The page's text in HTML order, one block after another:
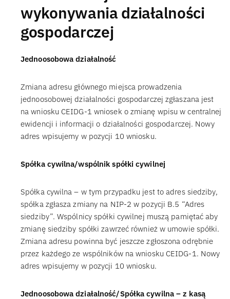
wykonywania działalności
gospodarczej
Jednoosobowa działalność
Zmiana adresu głównego miejsca prowadzenia
jednoosobowej działalności gospodarczej zgłaszana jest
na wniosku CEIDG-1 wniosek o zmianę wpisu w centralnej
ewidencji i informacji o działalności gospodarczej. Nowy
adres wpisujemy w pozycji 10 wniosku.
Spółka cywilna/wspólnik spółki cywilnej
Spółka cywilna – w tym przypadku jest to adres siedziby,
spółka zgłasza zmiany na NIP-2 w pozycji B.5 “Adres
siedziby”. Wspólnicy spółki cywilnej muszą pamiętać aby
zmianę siedziby spółki zawrzeć również w umowie spółki.
Zmiana adresu powinna być jeszcze zgłoszona odrębnie
przez każdego ze wspólników na wniosku CEIDG-1. Nowy
adres wpisujemy w pozycji 10 wniosku.
Jednoosobowa działalność/Spółka cywilna – z kasą